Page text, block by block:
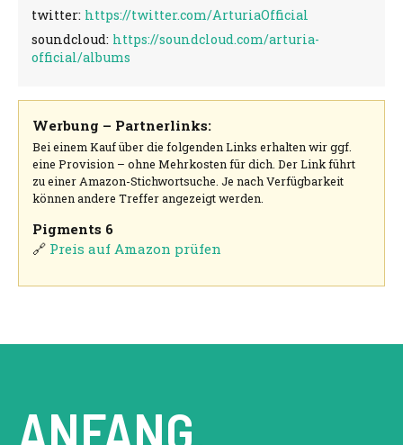
twitter: https://twitter.com/ArturiaOfficial
soundcloud: https://soundcloud.com/arturia-
official/albums
Werbung – Partnerlinks:
Bei einem Kauf über die folgenden Links erhalten wir ggf.
eine Provision – ohne Mehrkosten für dich. Der Link führt
zu einer Amazon-Stichwortsuche. Je nach Verfügbarkeit
können andere Treffer angezeigt werden.
Pigments 6
🔗 Preis auf Amazon prüfen
ANFANG.